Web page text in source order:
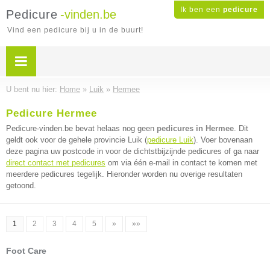
Ik ben een pedicure
Pedicure -vinden.be
Vind een pedicure bij u in de buurt!
U bent nu hier: Home » Luik » Hermee
Pedicure Hermee
Pedicure-vinden.be bevat helaas nog geen pedicures in Hermee. Dit
geldt ook voor de gehele provincie Luik (pedicure Luik). Voer bovenaan
deze pagina uw postcode in voor de dichtstbijzijnde pedicures of ga naar
direct contact met pedicures om via één e-mail in contact te komen met
meerdere pedicures tegelijk. Hieronder worden nu overige resultaten
getoond.
1 2 3 4 5 » »»
Foot Care